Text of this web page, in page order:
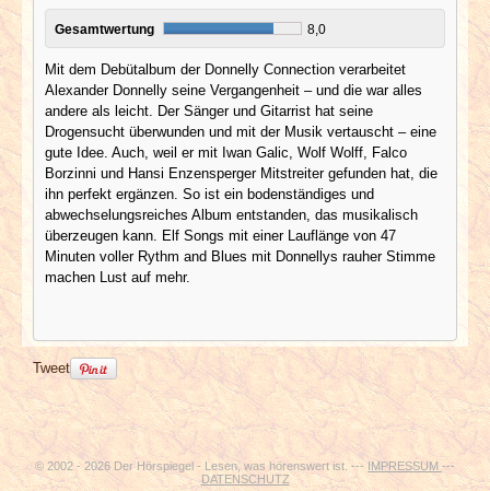
Gesamtwertung 8,0
Mit dem Debütalbum der Donnelly Connection verarbeitet
Alexander Donnelly seine Vergangenheit – und die war alles
andere als leicht. Der Sänger und Gitarrist hat seine
Drogensucht überwunden und mit der Musik vertauscht – eine
gute Idee. Auch, weil er mit Iwan Galic, Wolf Wolff, Falco
Borzinni und Hansi Enzensperger Mitstreiter gefunden hat, die
ihn perfekt ergänzen. So ist ein bodenständiges und
abwechselungsreiches Album entstanden, das musikalisch
überzeugen kann. Elf Songs mit einer Lauflänge von 47
Minuten voller Rythm and Blues mit Donnellys rauher Stimme
machen Lust auf mehr.
Tweet
© 2002 - 2026 Der Hörspiegel - Lesen, was hörenswert ist. ---IMPRESSUM ---
DATENSCHUTZ